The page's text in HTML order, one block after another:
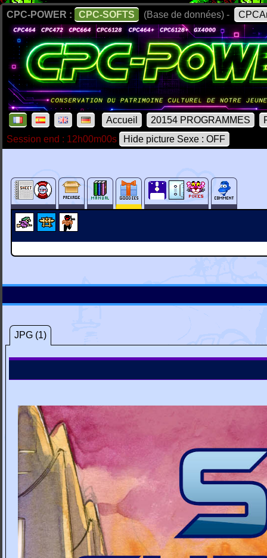
CPC-POWER : CPC-SOFTS (Base de données) -
Accueil 20154 PROGRAMMES
Session end : 12h00m00s
Hide picture Sexe : OFF
JPG (1)